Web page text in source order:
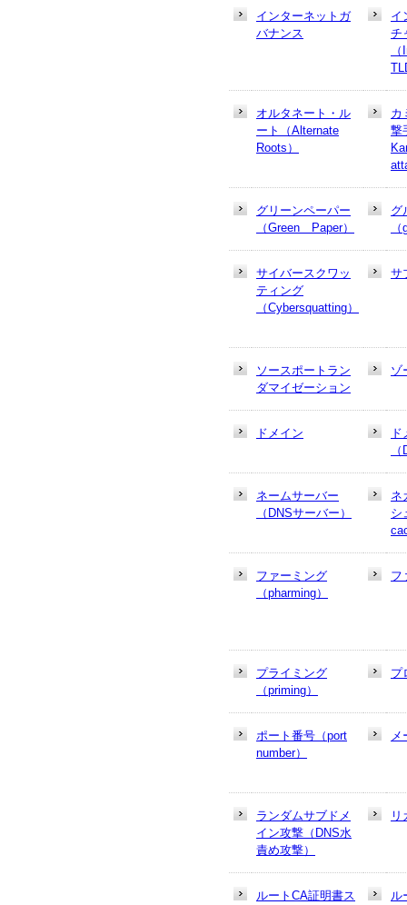
インターネットガ
バナンス
イ
チ
オルタネート・ル
ート（Alternate
Roots）
カ
撃
グリーンペーパー
（Green Paper）
グ
サイバースクワッ
ティング
（Cybersquatting）
サ
ソースポートラン
ダマイゼーション
ゾ
ドメイン
ネームサーバー
（DNSサーバー）
ネ
シ
ファーミング
（pharming）
フ
プライミング
（priming）
プ
ポート番号（port
number）
メ
ランダムサブドメ
イン攻撃（DNS水
責め攻撃）
リ
ルートCA証明書ス
ル